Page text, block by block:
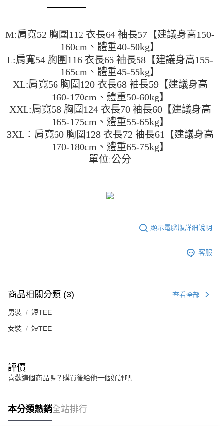
【繳款方式說明】
2.透過簡訊連結打開帳單後，可選擇「超商條碼／台灣大直營門市／銀行轉
帳／街口支付／iPASS MONEY」等通路繳費。
【注意事項】
1.本服務係由「台灣大哥大股份有限公司」（以下簡稱本公司）所提供，讓
用戶於交易時，得透過本服務購買商品或服務，並由商店將買賣／分期付款
買賣價金債權讓與本公司後，依約使用本公司帳單繳交帳款。
2.基於同意付款使用「大哥付你分期」之契約關係目的，商店將以您的個人
資料（包含姓名、電話或地址）提供予台灣大哥大進項蒐集、處理及利用，
由本公司與您本人進行分期帳單所需資料之確認、核對及更正。
3.完整用戶服務條款，請詳閱以下連結：https://oppay.tw/userRule
結帳頁面，進行簡訊認證並確認金額後，即可完成結帳。
２．訂單成立數日內，您將收到繳費通知簡訊。
３．收到繳費通知簡訊後14天內，點擊此簡訊中的連結，可透過四大超商／
ATM／網路銀行／等多元方式進行付款，方視為交易完成。
※ 請注意：結帳手續完成當下不需立刻繳費，但若您需要取消訂單，請聯絡
購買商品的店家。未經商家同意取消之訂單仍視為有效，需透過AFTEE先享
後付繳納相關費用。
※ 交易是否成功請以「AFTEE先享後付 」之結帳頁面顯示為準，若有關於
是否繳費成功／繳費後需取消欲退款等相關疑問，請聯繫「AFTEE先享後付
客戶支援中心」https://netprotections.freshdesk.com/support/home
【注意事項】
１．透過由恩沛科技股份有限公司提供之「AFTEE先享後付」服務完成之交
易，需依本服務之必要範圍內提供個人資料，並將交易相關給付款項請求債
權轉讓予恩沛科技股份有限公司。
２．關於個人資料處理事宜，請瀏覽以下網址：
「AFTEE先享後付」，若未經同意申辦者引起之損失，本公司不負相關責
付款 後全家取貨
7-11取貨付款
每筆NT$45，滿NT$499(含以上)免運費
付款 後7-11取貨
每筆NT$45，滿NT$499(含以上)免運費
每筆NT$70，滿NT$499(含以上)免運費
M:肩寬52 胸圍112 衣長64 袖長57【建議身高150-
160cm、體重40-50kg】
L:肩寬54 胸圍116 衣長66 袖長58【建議身高155-
165cm、體重45-55kg】
XL:肩寬56 胸圍120 衣長68 袖長59【建議身高
160-170cm、體重50-60kg】
XXL:肩寬58 胸圍124 衣長70 袖長60【建議身高
165-175cm、體重55-65kg】
3XL：肩寬60 胸圍128 衣長72 袖長61【建議身高
170-180cm、體重65-75kg】
單位:公分
顯示電腦版詳細說明
客服
商品相關分類 (3) 查看全部
男裝 短TEE
女裝 短TEE
評價
喜歡這個商品嗎？購買後給他一個好評吧
本分類熱銷全站排行